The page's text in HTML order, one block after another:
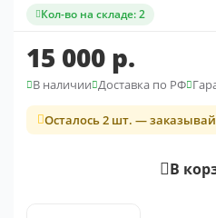
Кол-во на складе: 2
15 000 р.
В наличии Доставка по РФ
Осталось 2 шт. —
В